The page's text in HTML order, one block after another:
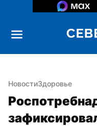
НовостиЗдоровье